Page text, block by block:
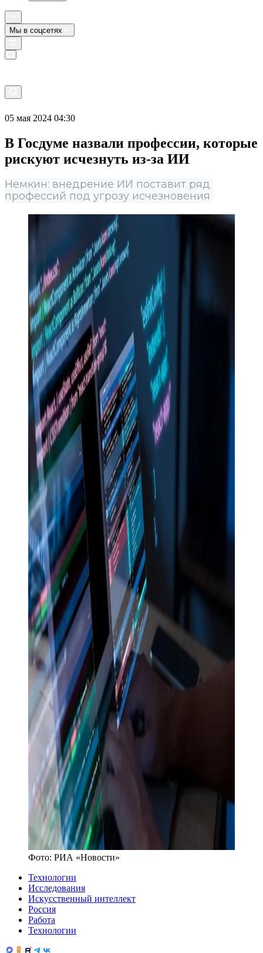
Мы в соцсетях
05 мая 2024 04:30
В Госдуме назвали профессии, которые
рискуют исчезнуть из-за ИИ
Немкин: внедрение ИИ поставит ряд
профессий под угрозу исчезновения
Фото: РИА «Новости»
Технологии
Исследования
Искусственный интеллект
Россия
Работа
Технологии